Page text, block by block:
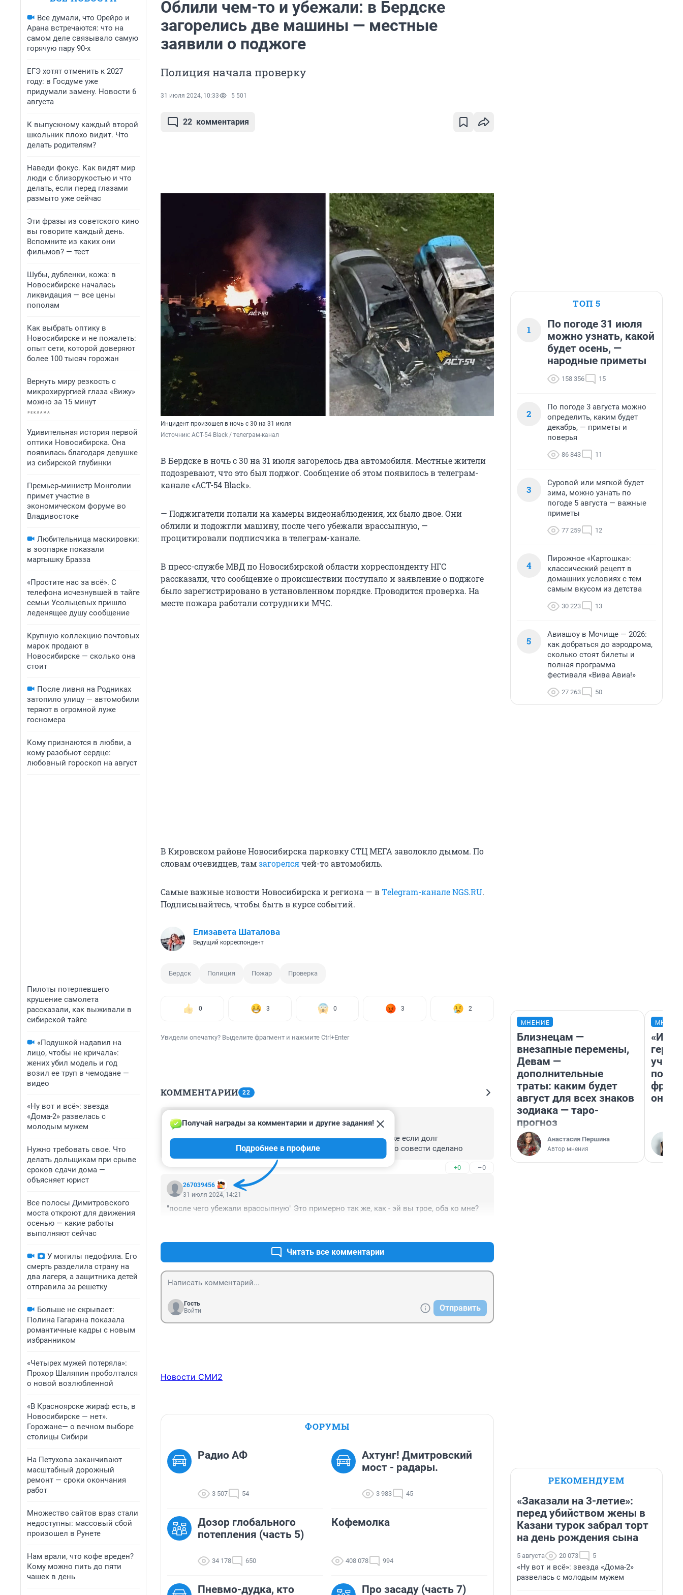
Все думали, что Орейро и
Арана встречаются: что на
самом деле связывало самую
горячую пару 90-х
ЕГЭ хотят отменить к 2027
году: в Госдуме уже
придумали замену. Новости 6
августа
К выпускному каждый второй
школьник плохо видит. Что
делать родителям?
Наведи фокус. Как видят мир
люди с близорукостью и что
делать, если перед глазами
размыто уже сейчас
Эти фразы из советского кино
вы говорите каждый день.
Вспомните из каких они
фильмов? — тест
Шубы, дубленки, кожа: в
Новосибирске началась
ликвидация — все цены
пополам
Как выбрать оптику в
Новосибирске и не пожалеть:
опыт сети, которой доверяют
более 100 тысяч горожан
Вернуть миру резкость с
микрохирургией глаза «Вижу»
можно за 15 минут
Удивительная история первой
оптики Новосибирска. Она
появилась благодаря девушке
из сибирской глубинки
Премьер‑министр Монголии
примет участие в
экономическом форуме во
Владивостоке
Любительница маскировки:
в зоопарке показали
мартышку Бразза
«Простите нас за всё». С
телефона исчезнувшей в тайге
семьи Усольцевых пришло
леденящее душу сообщение
Крупную коллекцию почтовых
марок продают в
Новосибирске — сколько она
стоит
После ливня на Родниках
затопило улицу — автомобили
теряют в огромной луже
госномера
Кому признаются в любви, а
кому разобьют сердце:
любовный гороскоп на август
Пилоты потерпевшего
крушение самолета
рассказали, как выживали в
сибирской тайге
«Подушкой надавил на
лицо, чтобы не кричала»:
жених убил модель и год
возил ее труп в чемодане —
видео
«Ну вот и всё»: звезда
«Дома-2» развелась с
молодым мужем
Нужно требовать свое. Что
делать дольщикам при срыве
сроков сдачи дома —
объясняет юрист
Все полосы Димитровского
моста откроют для движения
осенью — какие работы
выполняют сейчас
У могилы педофила. Его
смерть разделила страну на
два лагеря, а защитника детей
отправила за решетку
Больше не скрывает:
Полина Гагарина показала
романтичные кадры с новым
избранником
«Четырех мужей потеряла»:
Прохор Шаляпин проболтался
о новой возлюбленной
«В Красноярске жираф есть, в
Новосибирске — нет».
Горожане— о вечном выборе
столицы Сибири
На Петухова заканчивают
масштабный дорожный
ремонт — сроки окончания
работ
Множество сайтов враз стали
недоступны: массовый сбой
произошел в Рунете
Нам врали, что кофе вреден?
Кому можно пить до пяти
чашек в день
Облили чем-то и убежали: в Бердске
загорелись две машины — местные
заявили о поджоге
Полиция начала проверку
31 июля 2024, 10:33 5 501
22 комментария
Инцидент произошел в ночь с 30 на 31 июля
Источник: АСТ-54 Black / телеграм-канал
В Бердске в ночь с 30 на 31 июля загорелось два автомобиля. Местные жители
подозревают, что это был поджог. Сообщение об этом появилось в телеграм-
канале «АСТ-54 Black».
— Поджигатели попали на камеры видеонаблюдения, их было двое. Они
облили и подожгли машину, после чего убежали врассыпную, —
процитировали подписчика в телеграм-канале.
В пресс-службе МВД по Новосибирской области корреспонденту НГС
рассказали, что сообщение о происшествии поступало и заявление о поджоге
было зарегистрировано в установленном порядке. Проводится проверка. На
месте пожара работали сотрудники МЧС.
В Кировском районе Новосибирска парковку СТЦ МЕГА заволокло дымом. По
словам очевидцев, тамзагорелсячей-то автомобиль.
Самые важные новости Новосибирска и региона — вТelegram-каналеNGS.RU.
Подписывайтесь, чтобы быть в курсе событий.
Елизавета Шаталова
Ведущий корреспондент
Бердск Полиция Пожар Проверка
0 3 0 3 2
Увидели опечатку? Выделите фрагмент и нажмите Ctrl+Enter
КОММЕНТАРИИ 22
31 июля 2024, 23:53
Думаю мозгов не хватило решить проблему по-другому🙃, даже если долг
Вопрос в другом, хозяин второй машины при чем? Как-то не по совести сделано
+0 –0
267039456
Получай награды за комментарии и другие задания!
Подробнее в профиле
31 июля 2024, 14:21
"после чего убежали врассыпную" Это примерно так же, как - эй вы трое, оба ко мне?
Читать все комментарии
Гость
Войти
Отправить
Новости СМИ2
ФОРУМЫ
Радио АФ
3 507 54
Ахтунг! Дмитровский
мост - радары.
3 983 45
Дозор глобального
потепления (часть 5)
34 178 650
Кофемолка
408 078 994
Пневмо-дудка, кто Про засаду (часть 7)
ТОП 5
1
По погоде 31 июля
можно узнать, какой
будет осень, —
народные приметы
158 356 15
2
По погоде 3 августа можно
определить, каким будет
декабрь, — приметы и
поверья
86 843 11
3
Суровой или мягкой будет
зима, можно узнать по
погоде 5 августа — важные
приметы
77 259 12
4
Пирожное «Картошка»:
классический рецепт в
домашних условиях с тем
самым вкусом из детства
30 223 13
5
Авиашоу в Мочище — 2026:
как добраться до аэродрома,
сколько стоят билеты и
полная программа
фестиваля «Вива Авиа!»
27 263 50
МНЕНИЕ
Близнецам —
внезапные перемены,
Девам —
дополнительные
траты: каким будет
август для всех знаков
зодиака — таро-
прогноз
Анастасия Першина
Автор мнения
учит
она
РЕКОМЕНДУЕМ
«Заказали на 3-летие»:
перед убийством жены в
Казани турок забрал торт
на день рождения сына
5 августа 20 073 5
«Ну вот и всё»: звезда «Дома-2»
развелась с молодым мужем